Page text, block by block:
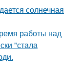
солнечная
работы над
"стала